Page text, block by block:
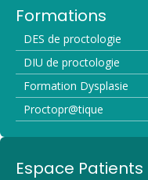
Formations
DES de proctologie
DIU de proctologie
Formation Dysplasie
Proctopr@tique
Espace Patients